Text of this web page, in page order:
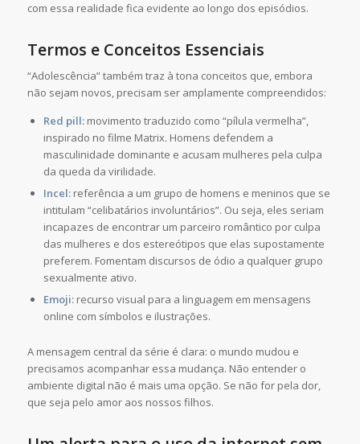
com essa realidade fica evidente ao longo dos episódios.
Termos e Conceitos Essenciais
“Adolescência” também traz à tona conceitos que, embora
não sejam novos, precisam ser amplamente compreendidos:
Red pill: movimento traduzido como “pílula vermelha”,
inspirado no filme Matrix. Homens defendem a
masculinidade dominante e acusam mulheres pela culpa
da queda da virilidade.
Incel:referência a um grupo de homens e meninos que se
intitulam “celibatários involuntários”. Ou seja, eles seriam
incapazes de encontrar um parceiro romântico por culpa
das mulheres e dos estereótipos que elas supostamente
preferem. Fomentam discursos de ódio a qualquer grupo
sexualmente ativo.
Emoji: recurso visual para a linguagem em mensagens
online com símbolos e ilustrações.
A mensagem central da série é clara: o mundo mudou e
precisamos acompanhar essa mudança. Não entender o
ambiente digital não é mais uma opção. Se não for pela dor,
que seja pelo amor aos nossos filhos.